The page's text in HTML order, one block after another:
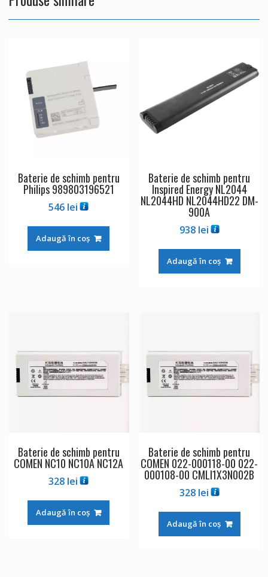
Baterie de schimb pentru
Philips 989803196521
546 lei
Adaugă în coș
Baterie de schimb pentru
Inspired Energy NL2044
NL2044HD NL2044HD22 DM-
900A
938 lei
Adaugă în coș
Baterie de schimb pentru
COMEN NC10 NC10A NC12A
328 lei
Adaugă în coș
Baterie de schimb pentru
COMEN 022-000118-00 022-
000108-00 CMLI1X3N002B
328 lei
Adaugă în coș